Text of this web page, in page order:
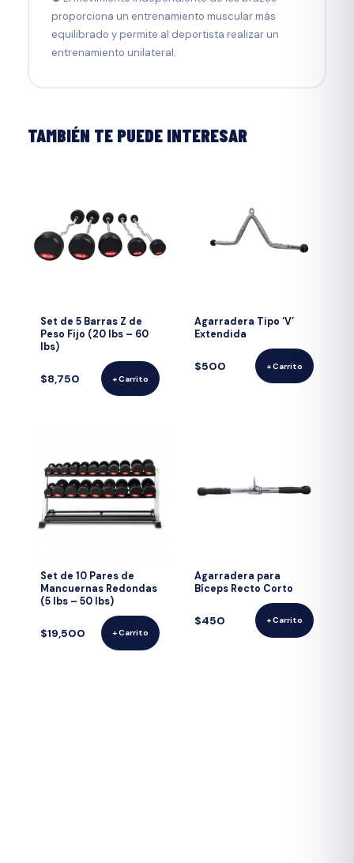
proporciona un entrenamiento muscular más
equilibrado y permite al deportista realizar un
entrenamiento unilateral.
TAMBIÉN TE PUEDE INTERESAR
Set de 5 Barras Z de
Peso Fijo (20 lbs – 60
lbs)
$8,750 + Carrito
Agarradera Tipo ‘V’
Extendida
$500 + Carrito
Set de 10 Pares de
Mancuernas Redondas
(5 lbs – 50 lbs)
$19,500 + Carrito
Agarradera para
Bíceps Recto Corto
$450 + Carrito